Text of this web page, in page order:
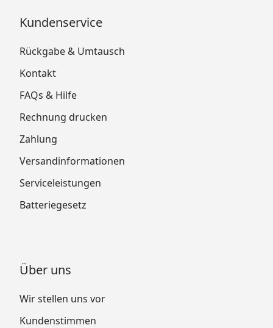
Kundenservice
Rückgabe & Umtausch
Kontakt
FAQs & Hilfe
Rechnung drucken
Zahlung
Versandinformationen
Serviceleistungen
Batteriegesetz
Über uns
Wir stellen uns vor
Kundenstimmen